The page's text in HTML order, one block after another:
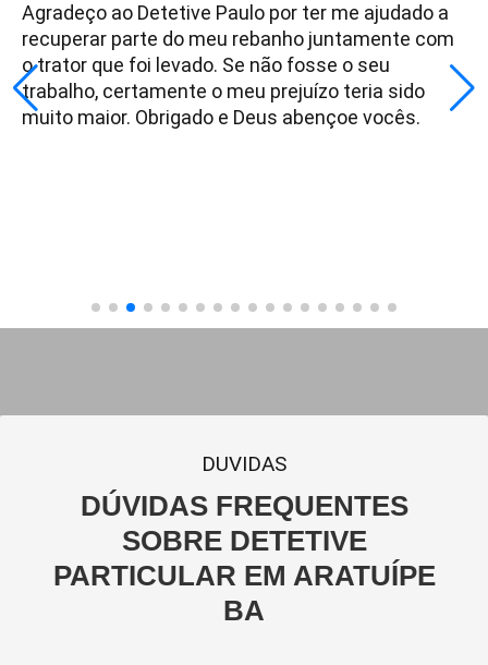
Agradeço ao Detetive Paulo por ter me ajudado a
recuperar parte do meu rebanho juntamente com
o trator que foi levado. Se não fosse o seu
trabalho, certamente o meu prejuízo teria sido
muito maior. Obrigado e Deus abençoe vocês.
DUVIDAS
DÚVIDAS FREQUENTES
SOBRE DETETIVE
PARTICULAR EM ARATUÍPE
BA